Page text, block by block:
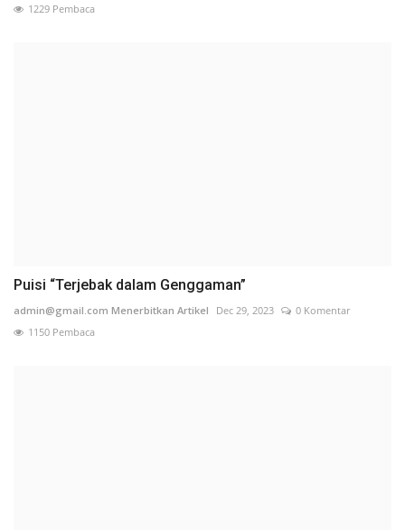
1229 Pembaca
Puisi “Terjebak dalam Genggaman”
admin@gmail.com Menerbitkan Artikel Dec 29, 2023
0 Komentar
1150 Pembaca